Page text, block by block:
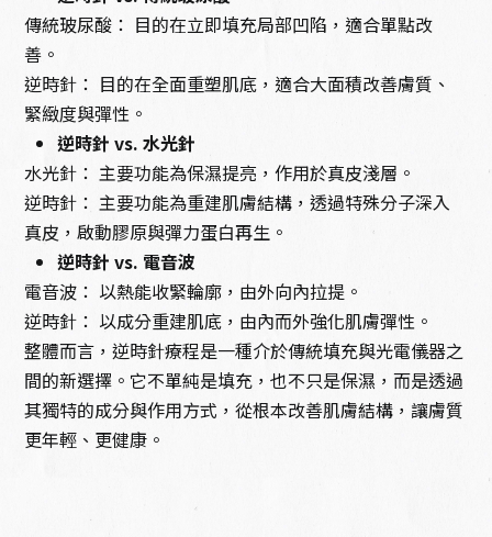
傳統玻尿酸： 目的在立即填充局部凹陷，適合單點改
善。
逆時針： 目的在全面重塑肌底，適合大面積改善膚質、
緊緻度與彈性。
逆時針 vs. 水光針
水光針： 主要功能為保濕提亮，作用於真皮淺層。
逆時針： 主要功能為重建肌膚結構，透過特殊分子深入
真皮，啟動膠原與彈力蛋白再生。
逆時針 vs. 電音波
電音波： 以熱能收緊輪廓，由外向內拉提。
逆時針： 以成分重建肌底，由內而外強化肌膚彈性。
整體而言，逆時針療程是一種介於傳統填充與光電儀器之
間的新選擇。它不單純是填充，也不只是保濕，而是透過
其獨特的成分與作用方式，從根本改善肌膚結構，讓膚質
更年輕、更健康。